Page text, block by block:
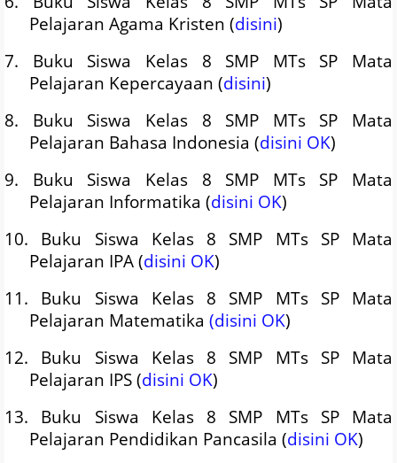
Pelajaran Agama Kristen (disini)
7. Buku Siswa Kelas 8 SMP MTs SP Mata
Pelajaran Kepercayaan (disini)
8. Buku Siswa Kelas 8 SMP MTs SP Mata
Pelajaran Bahasa Indonesia (disini OK)
9. Buku Siswa Kelas 8 SMP MTs SP Mata
Pelajaran Informatika (disini OK)
10. Buku Siswa Kelas 8 SMP MTs SP Mata
Pelajaran IPA (disini OK)
11. Buku Siswa Kelas 8 SMP MTs SP Mata
Pelajaran Matematika(disini OK)
12. Buku Siswa Kelas 8 SMP MTs SP Mata
Pelajaran IPS (disini OK)
13. Buku Siswa Kelas 8 SMP MTs SP Mata
Pelajaran Pendidikan Pancasila (disini OK)